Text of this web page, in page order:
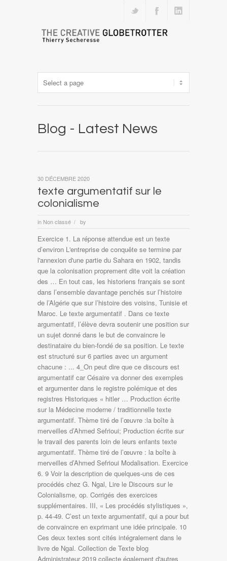
Blog - Latest News
texte argumentatif sur le
colonialisme
in Non classé / by
30 DÉCEMBRE 2020
Exercice 1. La réponse attendue est un texte
d’environ L'entreprise de conquête se termine par
l'annexion d'une partie du Sahara en 1902, tandis
que la colonisation proprement dite voit la création
des … En tout cas, les historiens français se sont
dans l’ensemble davantage penchés sur l’histoire
de l’Algérie que sur l’histoire des voisins, Tunisie et
Maroc. Le texte argumentatif . Dans ce texte
argumentatif, l’élève devra soutenir une position sur
un sujet donné dans le but de convaincre le
destinataire du bien-fondé de sa position. Le texte
est structuré sur 6 parties avec un argument
chacune : ... 4_On peut dire que ce discours est
argumentatif car Césaire va donner des exemples
et argumenter dans le registre polémique et des
registres Historiques « hitler … Production écrite
sur la Médecine moderne / traditionnelle texte
argumentatif. Thème tiré de l’œuvre :la boîte à
merveilles d’Ahmed Sefrioui; Production écrite sur
le travail des parents loin de leurs enfants texte
argumentatif. Thème tiré de l’œuvre : la boîte à
merveilles d’Ahmed Sefrioui Modalisation. Exercice
6. 9 Voir la description de quelques-uns de ces
procédés chez G. Ngal, Lire le Discours sur le
Colonialisme, op. Corrigés des exercices
supplémentaires. III, « Les procédés stylistiques »,
p. 44-49. C’est un texte argumentatif, qui a pour but
de convaincre en exprimant une idée principale. 10
Ces deux textes sont cités intégralement dans le
livre de Ngal. Collection de Texte blog
Administrateur 2019 collecte également d'autres